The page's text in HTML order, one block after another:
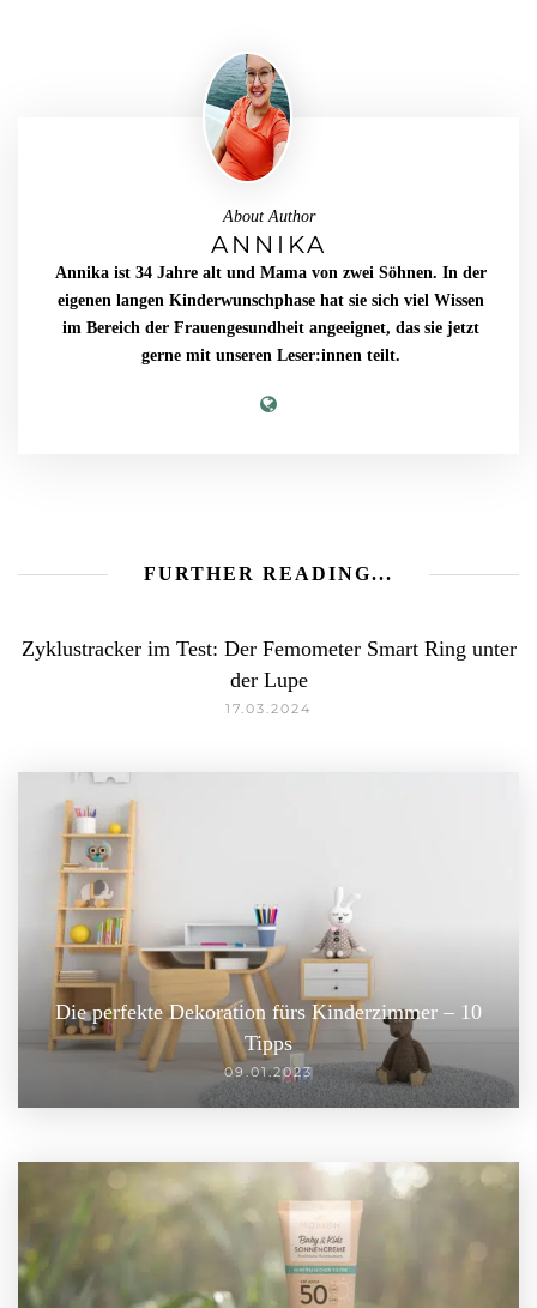
About Author
ANNIKA
Annika ist 34 Jahre alt und Mama von zwei Söhnen. In der
eigenen langen Kinderwunschphase hat sie sich viel Wissen
im Bereich der Frauengesundheit angeeignet, das sie jetzt
gerne mit unseren Leser:innen teilt.
FURTHER READING...
Zyklustracker im Test: Der Femometer Smart Ring unter
der Lupe
17.03.2024
Die perfekte Dekoration fürs Kinderzimmer – 10
Tipps
09.01.2023